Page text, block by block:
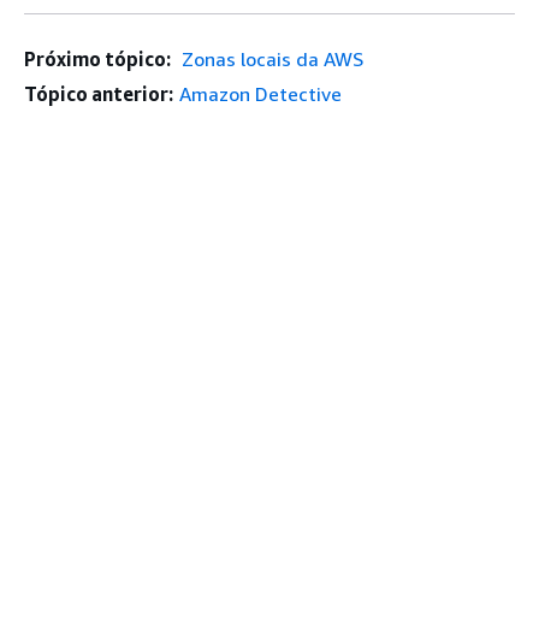
Próximo tópico: Zonas locais da AWS
Tópico anterior: Amazon Detective